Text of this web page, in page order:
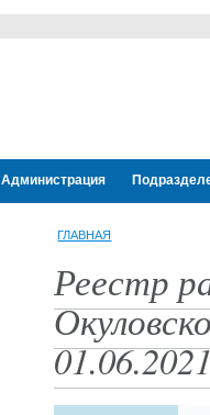
Администрация
ГЛАВНАЯ
Реестр